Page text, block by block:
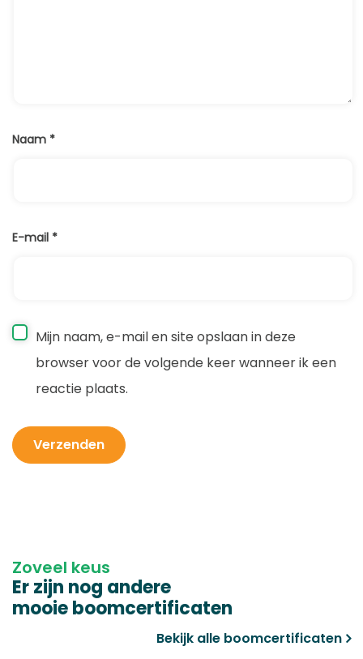
Naam *
E-mail *
Mijn naam, e-mail en site opslaan in deze
browser voor de volgende keer wanneer ik een
reactie plaats.
Zoveel keus
Er zijn nog andere
mooie boomcertificaten
Bekijk alle boomcertificaten